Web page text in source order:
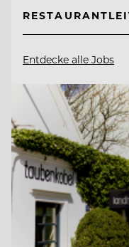
Entdecke alle Jobs